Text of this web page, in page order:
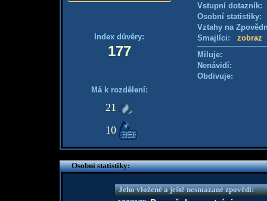
Index důvěry:
177
Má k rozdělení:
21
10
Vstupní
Osobní
Vztahy na
Smajlíci: zobraz
Miluje:
Nenávidí:
Obdivuje:
Osobní statistiky:
Jeho vložené a ještě nesmazané zpovědi: